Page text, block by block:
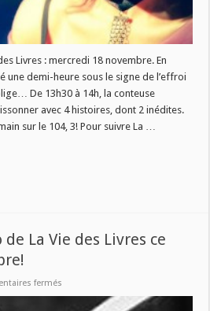
Livres : mercredi 18 novembre. En
une demi-heure sous le signe de l’effroi
De 13h30 à 14h, la conteuse
avec 4 histoires, dont 2 inédites.
sur le 104, 3! Pour suivre La …
La Vie des Livres ce
fermés